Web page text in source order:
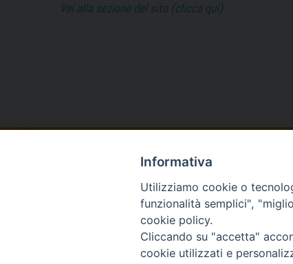
Vai alla sezione del sito (clicca qui)
Informativa
Utilizziamo cookie o
funzionalità semplici",
cookie policy.
Cliccando su "accetta"
cookie utilizzati e